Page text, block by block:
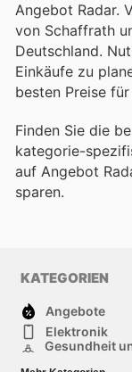
Angebot Radar.
von Schaffrath
Deutschland.
Einkäufe zu
besten Preise
Finden Sie die
kategorie-
auf Angebot
sparen.
KATEGORIEN
Angebote
Elektronik
Gesundheit